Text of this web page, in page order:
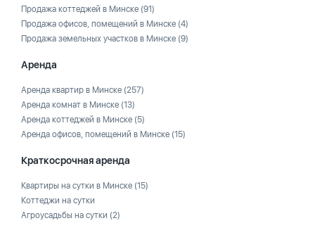
Продажа коттеджей в Минске (91)
Продажа офисов, помещений в Минске (4)
Продажа земельных участков в Минске (9)
Аренда
Аренда квартир в Минске (257)
Аренда комнат в Минске (13)
Аренда коттеджей в Минске (5)
Аренда офисов, помещений в Минске (15)
Краткосрочная аренда
Квартиры на сутки в Минске (15)
Коттеджи на сутки
Агроусадьбы на сутки (2)